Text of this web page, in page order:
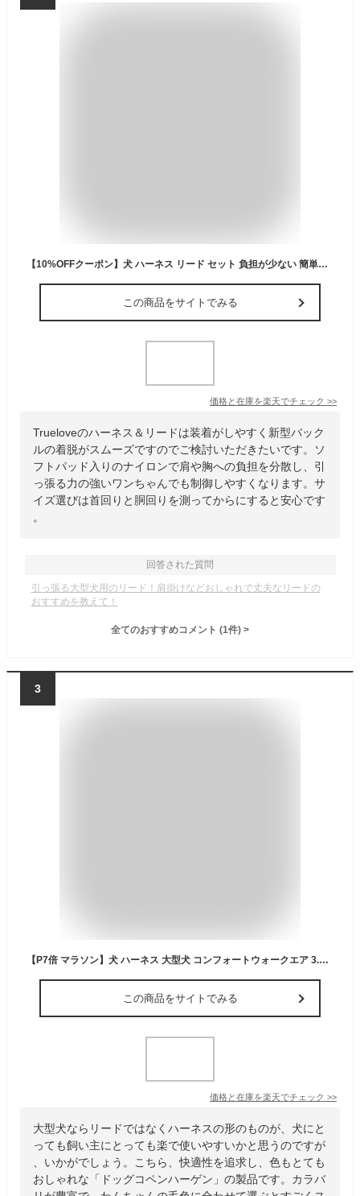
【10%OFFクーポン】犬 ハーネス リード セット 負担が少ない 簡単装着 快適 メッシュ 小型犬 中型犬 大型犬 着けやすい Truelove アウトドア 散歩 ひっぱり防止 しつけ トレーニング ナイロン ソフトパッド 新型バックル イージークリックハーネス+リードセット TLH56512
この商品をサイトでみる
価格と在庫を楽天でチェック >>
Trueloveのハーネス＆リードは装着がしやすく新型バック
ルの着脱がスムーズですのでご検討いただきたいです。ソ
フトパッド入りのナイロンで肩や胸への負担を分散し、引
っ張る力の強いワンちゃんでも制御しやすくなります。サ
イズ選びは首回りと胴回りを測ってからにすると安心です
。
回答された質問
引っ張る大型犬用のリード！肩掛けなどおしゃれで丈夫なリードの
おすすめを教えて！
全てのおすすめコメント (1件) >
3
【P7倍 マラソン】犬 ハーネス 大型犬 コンフォートウォークエア 3.0 ハーネス DOG Copenhagen /ドッグコペンハーゲン 公式 軽量 メッシュ 通気性 L,XLサイズ【簡単装着/快適/サイズ交換対応】
この商品をサイトでみる
価格と在庫を楽天でチェック >>
大型犬ならリードではなくハーネスの形のものが、犬にと
っても飼い主にとっても楽で使いやすいかと思うのですが
、いかがでしょう。こちら、快適性を追求し、色もとても
おしゃれな「ドッグコペンハーゲン」の製品です。カラバ